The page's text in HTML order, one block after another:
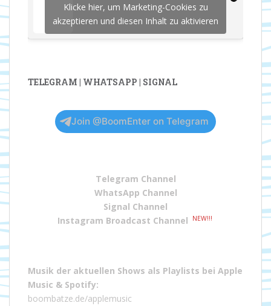
Klicke hier, um Marketing-Cookies zu
akzeptieren und diesen Inhalt zu aktivieren
TELEGRAM | WHATSAPP | SIGNAL
Join @BoomEnter on Telegram
Telegram Channel
WhatsApp Channel
Signal Channel
Instagram Broadcast Channel
NEW!!!
Musik der aktuellen Shows als Playlists bei Apple
Music & Spotify:
boombatze.de/applemusic